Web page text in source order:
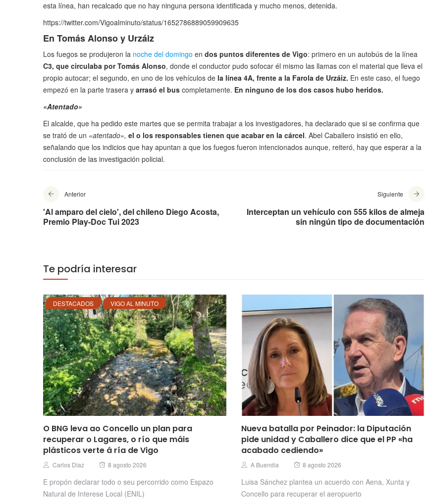
esta línea, han recalcado que no hay ninguna persona identificada y mucho menos, detenida.
https://twitter.com/Vigoalminuto/status/1652786889059909635
En Tomás Alonso y Urzáiz
Los fuegos se produjeron la noche del domingo en dos puntos diferentes de Vigo: primero en un autobús de la línea
C3, que circulaba por Tomás Alonso, donde el conductor pudo sofocar él mismo las llamas con el material que lleva el
propio autocar; el segundo, en uno de los vehículos de la línea 4A, frente a la Farola de Urzáiz. En este caso, el fuego
empezó en la parte trasera y arrasó el bus completamente. En ninguno de los dos casos hubo heridos.
«Atentado»
El alcalde, que ha pedido este martes que se permita trabajar a los investigadores, ha declarado que si se confirma que
se trató de un «atentado», el o los responsables tienen que acabar en la cárcel. Abel Caballero insistió en ello,
señalando que los indicios que hay apuntan a que los fuegos fueron intencionados aunque, reiteró, hay que esperar a la
conclusión de las investigación policial.
Anterior
'Al amparo del cielo', del chileno Diego Acosta,
Premio Play-Doc Tui 2023
Siguiente
Interceptan un vehículo con 555 kilos de almeja
sin ningún tipo de documentación
Te podría interesar
DESTACADOS VIGO AL MINUTO
O BNG leva ao Concello un plan para
recuperar o Lagares, o río que máis
plásticos verte á ría de Vigo
Author
Carlos Diaz
Posted
8 agosto 2026
E propón declarar todo o seu percorrido como Espazo
Natural de Interese Local (ENIL)
Nueva batalla por Peinador: la Diputación
pide unidad y Caballero dice que el PP «ha
acabado cediendo»
Author
A Buendia
Posted
8 agosto 2026
Luisa Sánchez plantea un acuerdo con Aena, Xunta y
Concello para recuperar el aeropuerto